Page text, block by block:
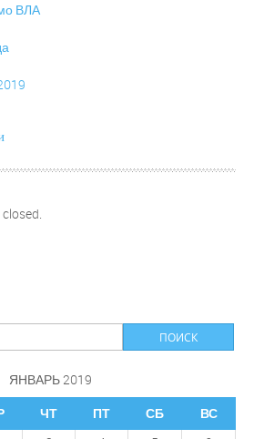
ВЛА
ЯНВАРЬ 2019
ЧТ ПТ СБ
ВС